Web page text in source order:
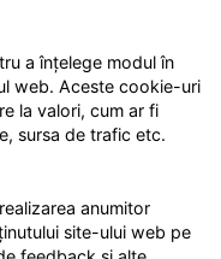
a înțelege modul în
web. Aceste cookie-uri
la valori, cum ar fi
sursa de trafic etc.
anumitor
site-ului web pe